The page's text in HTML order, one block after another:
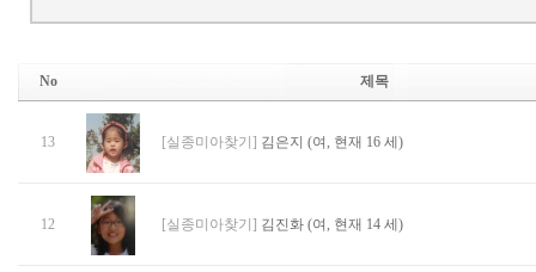
No 제목
13 [실종미아찾기] 김은지 (여, 현재 16 세)
12 [실종미아찾기] 김진화 (여, 현재 14 세)